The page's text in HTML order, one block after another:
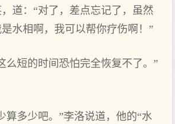
道：“对了，差点忘记了，虽然
水相啊，我可以帮你疗伤啊！”
么短的时间恐怕完全恢复不了。”
算多少吧。”李洛说道，他的“水